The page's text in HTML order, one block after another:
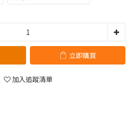
立即購買
加入追蹤清單